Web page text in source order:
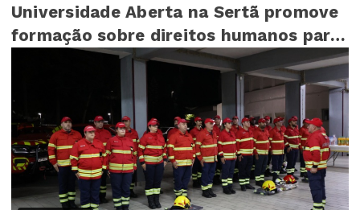
Universidade Aberta na Sertã promove
formação sobre direitos humanos para
mais de 140 cr...